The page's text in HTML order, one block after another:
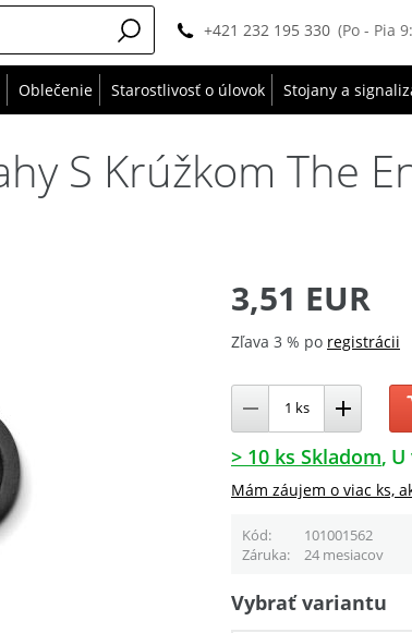
+421 232 195 330 (Po - Pia
Oblečenie Starostlivosť o úlovok Stojany a
S Krúžkom The
3,51 EUR
Zľava 3 % po registrácii
> 10 ks Skladom U
Mám záujem o viac ks,
Kód 101001562
Záruka
24 mesiacov
Vybrať variantu